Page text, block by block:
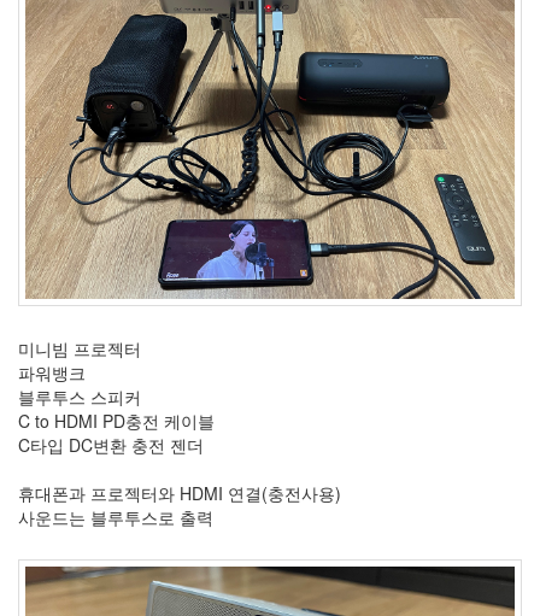
미니빔 프로젝터
파워뱅크
블루투스 스피커
C to HDMI PD충전 케이블
C타입 DC변환 충전 젠더
휴대폰과 프로젝터와 HDMI 연결(충전사용)
사운드는 블루투스로 출력
2007
년
7
월
11
2007
년
8
월
3
2007
년
9
5
2007
년
10
월
2007
년
월
6